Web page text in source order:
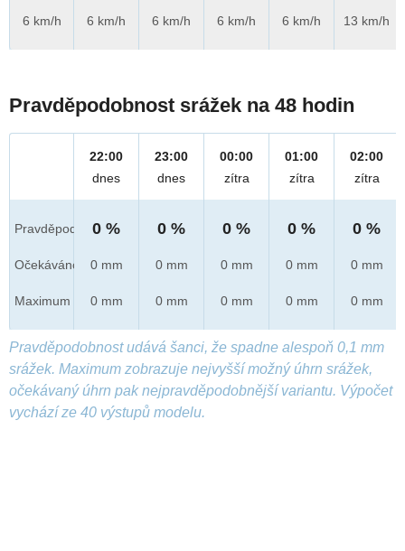
6 km/h
6 km/h
6 km/h
6 km/h
6 km/h
13 km/h
Pravděpodobnost srážek na 48 hodin
Pravděpod.
Očekáváno
Maximum
22:00
dnes
0 %
0 mm
0 mm
23:00
dnes
0 %
0 mm
0 mm
00:00
zítra
0 %
0 mm
0 mm
01:00
zítra
0 %
0 mm
0 mm
02:00
zítra
0 %
0 mm
0 mm
Pravděpodobnost udává šanci, že spadne alespoň 0,1 mm
srážek. Maximum zobrazuje nejvyšší možný úhrn srážek,
očekávaný úhrn pak nejpravděpodobnější variantu. Výpočet
vychází ze 40 výstupů modelu.